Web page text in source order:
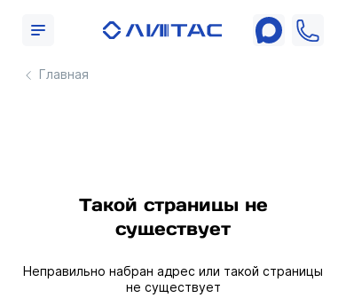
Главная
Такой страницы не
существует
Неправильно набран адрес или такой страницы
не существует